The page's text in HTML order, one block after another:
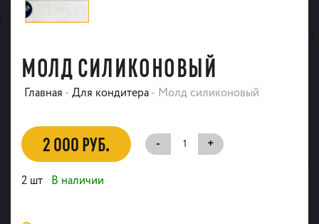
МОЛД СИЛИКОНОВЫЙ
Главная - Для кондитера- Молд силиконовый
2 000 РУБ. - +
2 шт В наличии